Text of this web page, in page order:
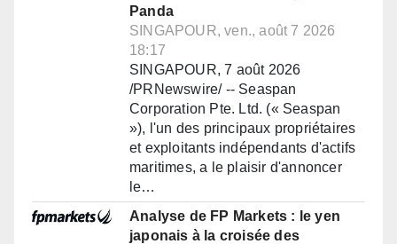
Panda
SINGAPOUR, ven., août 7 2026
18:17
SINGAPOUR, 7 août 2026
/PRNewswire/ -- Seaspan
Corporation Pte. Ltd. (« Seaspan
»), l'un des principaux propriétaires
et exploitants indépendants d'actifs
maritimes, a le plaisir d'annoncer
le…
Analyse de FP Markets : le yen
japonais à la croisée des